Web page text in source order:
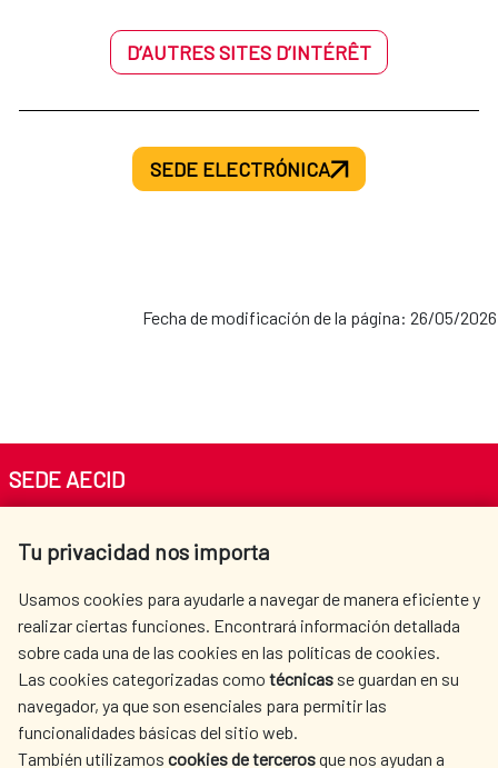
D’AUTRES SITES D’INTÉRÊT
SEDE ELECTRÓNICA
Fecha de modificación de la página: 26/05/2026
Tu privacidad nos importa
Usamos cookies para ayudarle a navegar de manera eficiente y
realizar ciertas funciones. Encontrará información detallada
sobre cada una de las cookies en las políticas de cookies.
Las cookies categorizadas como técnicas se guardan en su
navegador, ya que son esenciales para permitir las
funcionalidades básicas del sitio web.
También utilizamos cookies de tercerosque nos ayudan a
SEDE AECID
Tel. +34 900 20 30 54​​​​​​​
AECID
OÙ NOUS COOPÉRONS
L'ACTION HUMANITAIRE
ESPAGNOLE
SALLE DE PRESSE
CULTURE ET SCIENCE BIBLIOTHÈQUE